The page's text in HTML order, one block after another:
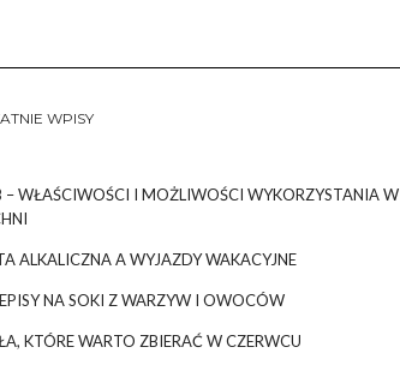
WPISY
– WŁAŚCIWOŚCI I MOŻLIWOŚCI WYKORZYSTANIA W
ALKALICZNA A WYJAZDY WAKACYJNE
NA SOKI Z WARZYW I OWOCÓW
KTÓRE WARTO ZBIERAĆ W CZERWCU